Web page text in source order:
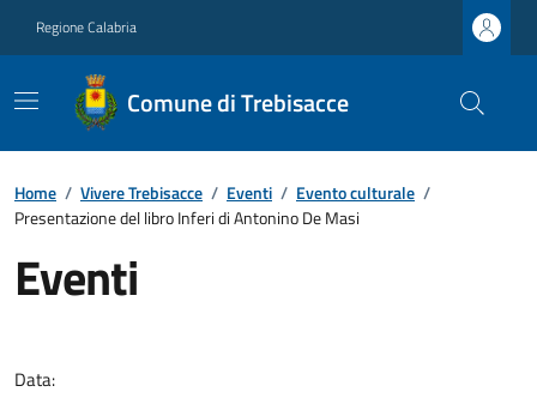
Regione Calabria
Comune di Trebisacce
Home / Vivere Trebisacce / Eventi / Evento culturale /
Presentazione del libro Inferi di Antonino De Masi
Eventi
Data: